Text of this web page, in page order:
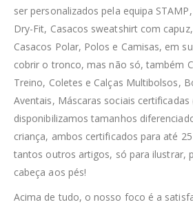
ser personalizados pela equipa
Dry-Fit, Casacos sweatshirt com
Casacos Polar, Polos e Camisas, em
cobrir o tronco, mas não só, também
Treino, Coletes e Calças Multibolsos,
Aventais, Máscaras sociais certificadas
disponibilizamos tamanhos
criança, ambos certificados para até
tantos outros artigos, só para ilustrar,
cabeça aos pés!
Acima de tudo, o nosso foco é a